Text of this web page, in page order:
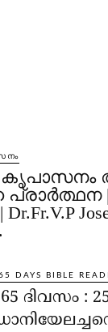
|
DAYS BIBLE
ദിവസം :